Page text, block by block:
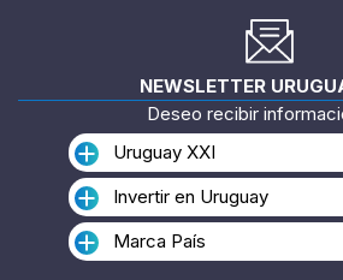
NEWSLETTER
Deseo recibir
Uruguay XXI
Invertir en Uruguay
Marca País